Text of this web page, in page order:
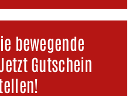
bewegende
Gutschein